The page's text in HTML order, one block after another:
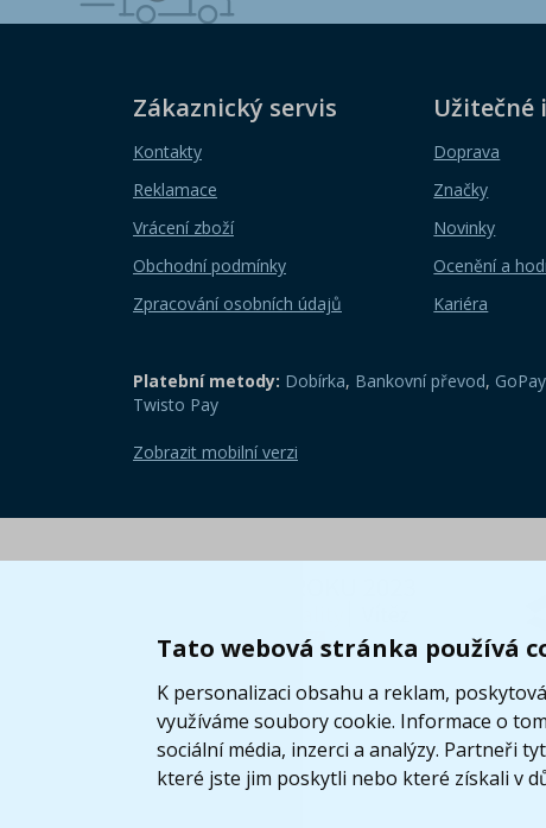
Tato webová stránka používá
K personalizaci obsahu a reklam,
využíváme soubory cookie. Informace o
sociální média, inzerci a analýzy. Partneři
které jste jim poskytli nebo které získali v
Zákaznický servis
Kontakty
Reklamace
Vrácení zboží
Obchodní podmínky
Zpracování osobních údajů
Užitečné
Doprava
Značky
Novinky
Ocenění a
Kariéra
Platební metody: Dobírka, Bankovní převod,
Twisto Pay
Zobrazit mobilní verzi